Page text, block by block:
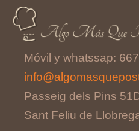
Móvil y whatssap:
Passeig dels Pins
Sant Feliu de